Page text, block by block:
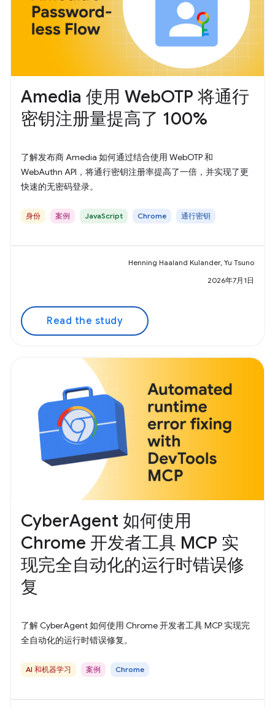
Amedia 使用 WebOTP 将通行
密钥注册量提高了 100%
了解发布商 Amedia 如何通过结合使用 WebOTP 和
WebAuthn API，将通行密钥注册率提高了一倍，并实现了更
快速的无密码登录。
身份 案例 JavaScript Chrome 通行密钥
Henning Haaland Kulander, Yu Tsuno
2026年7月1日
Read the study
CyberAgent 如何使用
Chrome 开发者工具 MCP 实
现完全自动化的运行时错误修
复
了解 CyberAgent 如何使用 Chrome 开发者工具 MCP 实现完
全自动化的运行时错误修复。
AI 和机器学习 案例 Chrome